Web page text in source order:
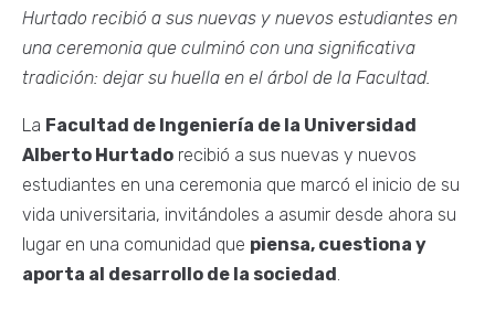
Hurtado recibió a sus nuevas y nuevos estudiantes en
una ceremonia que culminó con una significativa
tradición: dejar su huella en el árbol de la Facultad.
La Facultad de Ingeniería de la Universidad
Alberto Hurtado recibió a sus nuevas y nuevos
estudiantes en una ceremonia que marcó el inicio de su
vida universitaria, invitándoles a asumir desde ahora su
lugar en una comunidad que piensa, cuestiona y
aporta al desarrollo de la sociedad.